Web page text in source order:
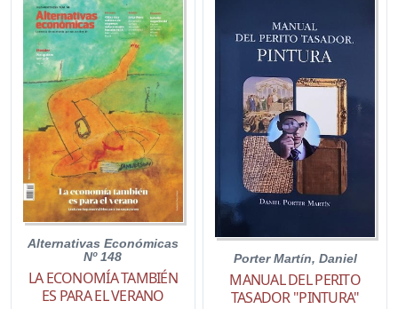
Alternativas Económicas
Nº 148
LA ECONOMÍA TAMBIÉN
ES PARA EL VERANO
Porter Martín, Daniel
MANUAL DEL PERITO
TASADOR "PINTURA"